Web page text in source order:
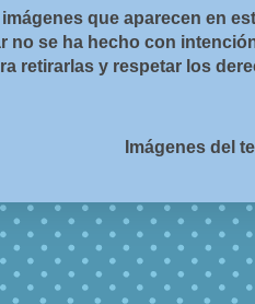
imágenes que aparecen en
no se ha hecho con
retirarlas y respetar los
Imágenes del